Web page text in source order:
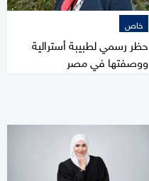
خاص
حظر رسمي لطبيبة أسترالية
ووصفتها في مصر